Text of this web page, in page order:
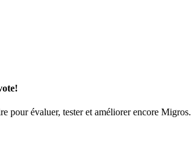
pour évaluer, tester et améliorer encore Migros.